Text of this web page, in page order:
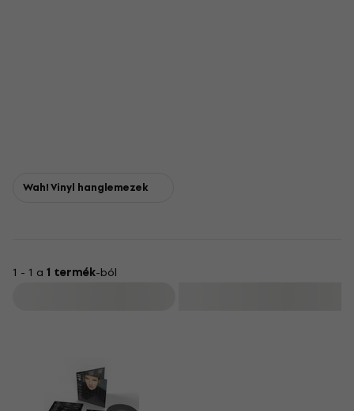
Wah! Vinyl hanglemezek
1 - 1 a 1 termék-ból